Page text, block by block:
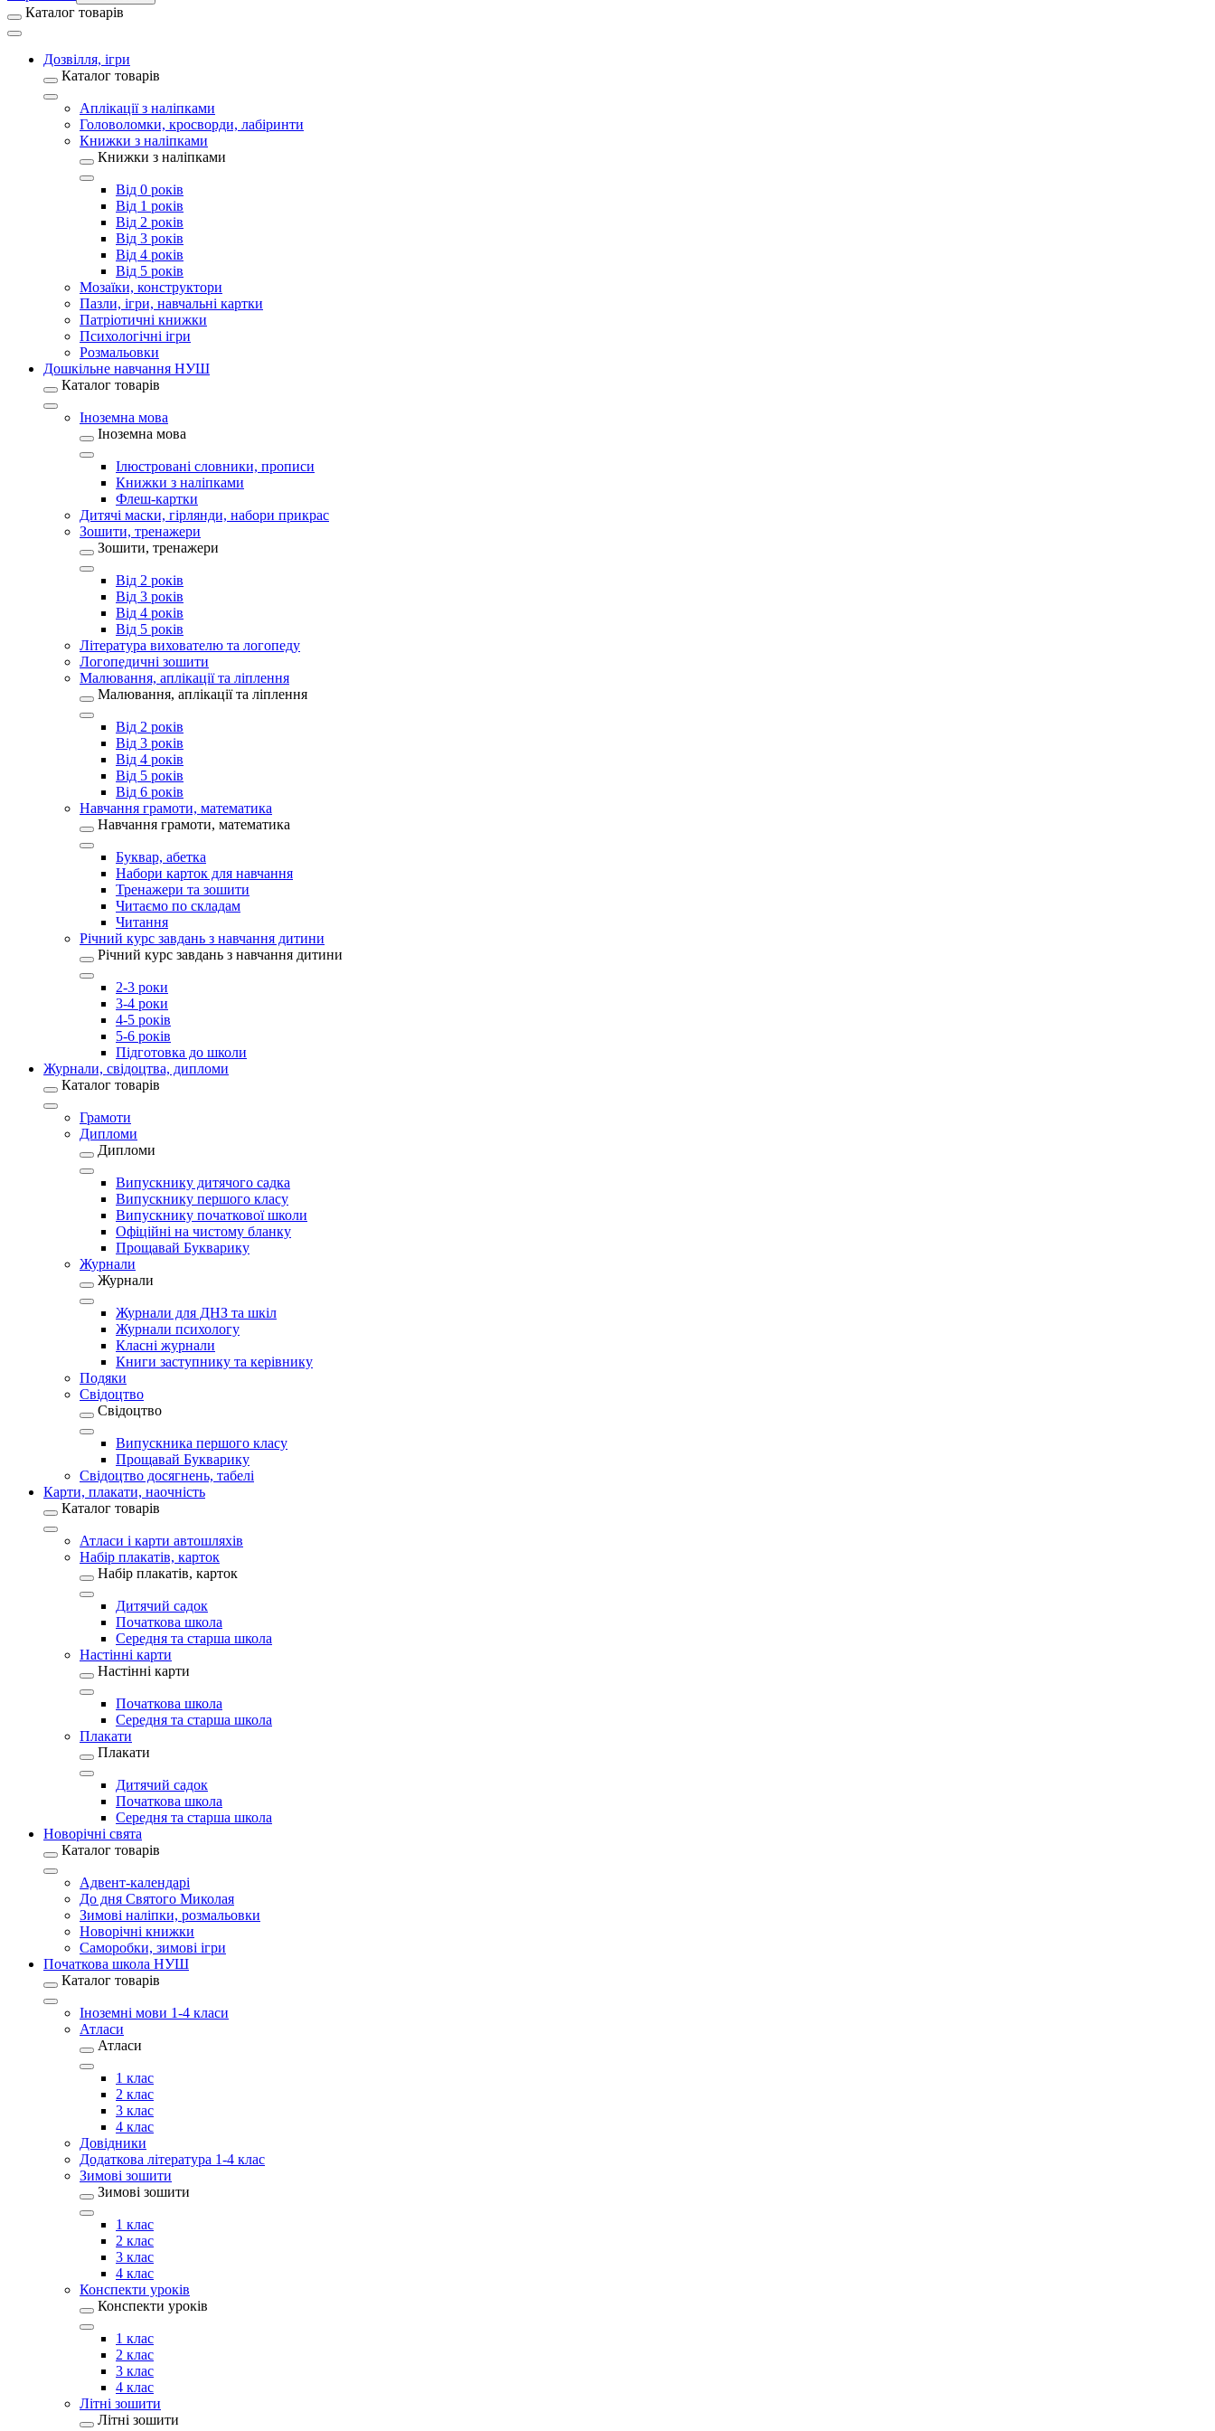
Каталог товарів
Дозвілля, ігри
Каталог товарів
Аплікації з наліпками
Головоломки, кросворди, лабіринти
Книжки з наліпками
Книжки з наліпками
Від 0 років
Від 1 років
Від 2 років
Від 3 років
Від 4 років
Від 5 років
Мозаїки, конструктори
Пазли, ігри, навчальні картки
Патріотичні книжки
Психологічні ігри
Розмальовки
Дошкільне навчання НУШ
Каталог товарів
Іноземна мова
Іноземна мова
Ілюстровані словники, прописи
Книжки з наліпками
Флеш-картки
Дитячі маски, гірлянди, набори прикрас
Зошити, тренажери
Зошити, тренажери
Від 2 років
Від 3 років
Від 4 років
Від 5 років
Література вихователю та логопеду
Логопедичні зошити
Малювання, аплікації та ліплення
Малювання, аплікації та ліплення
Від 2 років
Від 3 років
Від 4 років
Від 5 років
Від 6 років
Навчання грамоти, математика
Навчання грамоти, математика
Буквар, абетка
Набори карток для навчання
Тренажери та зошити
Читаємо по складам
Читання
Річний курс завдань з навчання дитини
Річний курс завдань з навчання дитини
2-3 роки
3-4 роки
4-5 років
5-6 років
Підготовка до школи
Журнали, свідоцтва, дипломи
Каталог товарів
Грамоти
Дипломи
Дипломи
Випускнику дитячого садка
Випускнику першого класу
Випускнику початкової школи
Офіційні на чистому бланку
Прощавай Букварику
Журнали
Журнали
Журнали для ДНЗ та шкіл
Журнали психологу
Класні журнали
Книги заступнику та керівнику
Подяки
Свідоцтво
Свідоцтво
Випускника першого класу
Прощавай Букварику
Свідоцтво досягнень, табелі
Карти, плакати, наочність
Каталог товарів
Атласи і карти автошляхів
Набір плакатів, карток
Набір плакатів, карток
Дитячий садок
Початкова школа
Середня та старша школа
Настінні карти
Настінні карти
Початкова школа
Середня та старша школа
Плакати
Плакати
Дитячий садок
Початкова школа
Середня та старша школа
Новорічні свята
Каталог товарів
Адвент-календарі
До дня Святого Миколая
Зимові наліпки, розмальовки
Новорічні книжки
Саморобки, зимові ігри
Початкова школа НУШ
Каталог товарів
Іноземні мови 1-4 класи
Атласи
Атласи
1 клас
2 клас
3 клас
4 клас
Довідники
Додаткова література 1-4 клас
Зимові зошити
Зимові зошити
1 клас
2 клас
3 клас
4 клас
Конспекти уроків
Конспекти уроків
1 клас
2 клас
3 клас
4 клас
Літні зошити
Літні зошити